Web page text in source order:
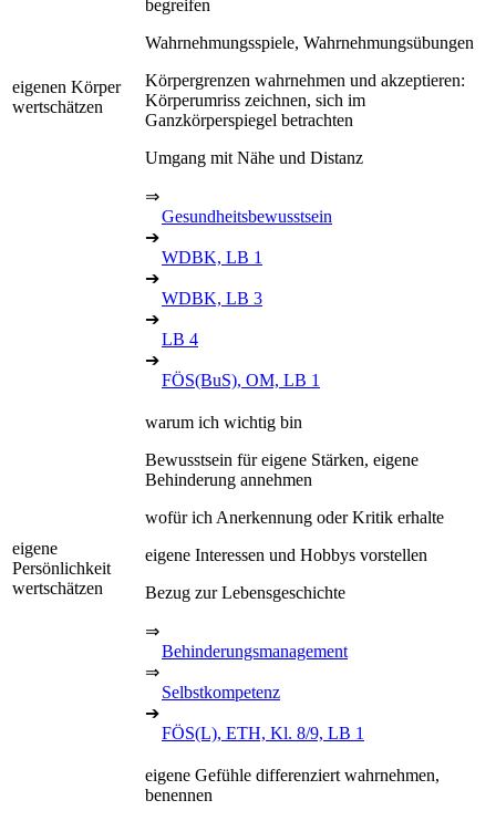
eigenen Körper
wertschätzen
begreifen
Wahrnehmungsspiele, Wahrnehmungsübungen
Körpergrenzen wahrnehmen und akzeptieren:
Körperumriss zeichnen, sich im
Ganzkörperspiegel betrachten
Umgang mit Nähe und Distanz
⇒
Gesundheitsbewusstsein
➔
WDBK, LB 1
➔
WDBK, LB 3
➔
LB 4
➔
FÖS(BuS), OM, LB 1
eigene
Persönlichkeit
wertschätzen
warum ich wichtig bin
Bewusstsein für eigene Stärken, eigene
Behinderung annehmen
wofür ich Anerkennung oder Kritik erhalte
eigene Interessen und Hobbys vorstellen
Bezug zur Lebensgeschichte
⇒
Behinderungsmanagement
⇒
Selbstkompetenz
➔
FÖS(L), ETH, Kl. 8/9, LB 1
eigene Gefühle differenziert wahrnehmen,
benennen